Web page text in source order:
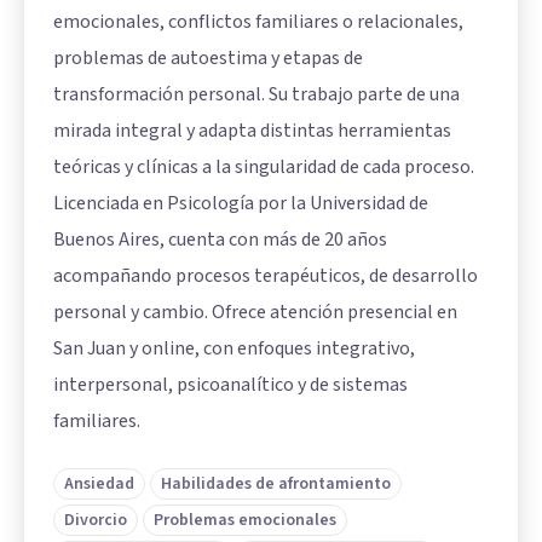
emocionales, conflictos familiares o relacionales,
problemas de autoestima y etapas de
transformación personal. Su trabajo parte de una
mirada integral y adapta distintas herramientas
teóricas y clínicas a la singularidad de cada proceso.
Licenciada en Psicología por la Universidad de
Buenos Aires, cuenta con más de 20 años
acompañando procesos terapéuticos, de desarrollo
personal y cambio. Ofrece atención presencial en
San Juan y online, con enfoques integrativo,
interpersonal, psicoanalítico y de sistemas
familiares.
Ansiedad
Habilidades de afrontamiento
Divorcio
Problemas emocionales